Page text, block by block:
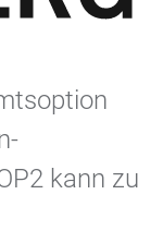
kann zu